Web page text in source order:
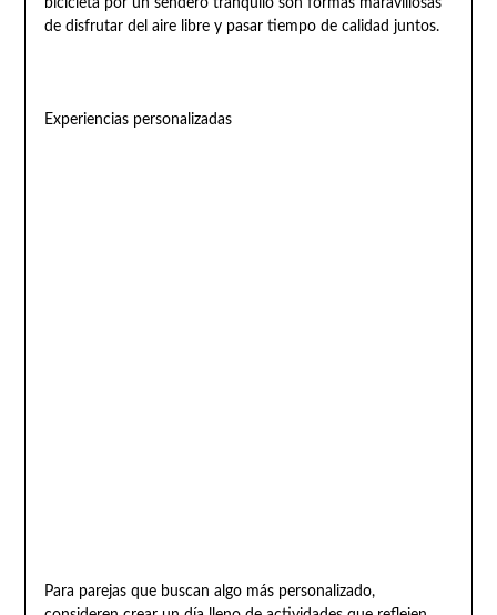
de disfrutar del aire libre y pasar tiempo de calidad juntos.
Experiencias personalizadas
Para parejas que buscan algo más personalizado,